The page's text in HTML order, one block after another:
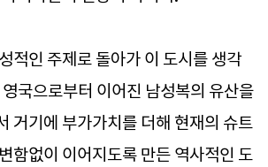
적인 주제로 돌아가 이 도시를 생각
국으로부터 이어진 남성복의 유산을
거기에 부가가치를 더해 현재의 슈트
함없이 이어지도록 만든 역사적인 도